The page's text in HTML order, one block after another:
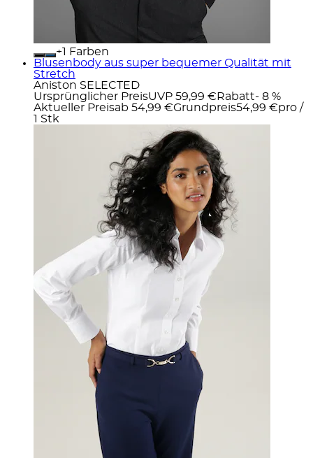
+
Farben
Blusenbody aus super bequemer Qualität mit
Stretch
Aniston SELECTED
Ursprünglicher PreisUVP 59,99 € Rabatt- 8 %
Aktueller Preisab 54,99 €Grundpreis54,99 €pro /
1 Stk